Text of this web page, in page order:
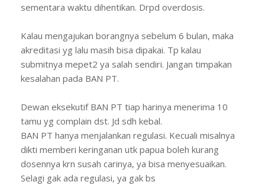
sementara waktu dihentikan. Drpd overdosis.
Kalau mengajukan borangnya sebelum 6 bulan, maka
akreditasi yg lalu masih bisa dipakai. Tp kalau
submitnya mepet2 ya salah sendiri. Jangan timpakan
kesalahan pada BAN PT.
Dewan eksekutif BAN PT tiap harinya menerima 10
tamu yg complain dst. Jd sdh kebal.
BAN PT hanya menjalankan regulasi. Kecuali misalnya
dikti memberi keringanan utk papua boleh kurang
dosennya krn susah carinya, ya bisa menyesuaikan.
Selagi gak ada regulasi, ya gak bs